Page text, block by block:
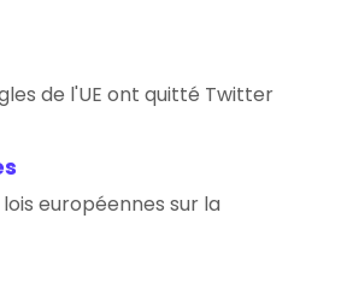
de l'UE ont quitté Twitter
européennes sur la